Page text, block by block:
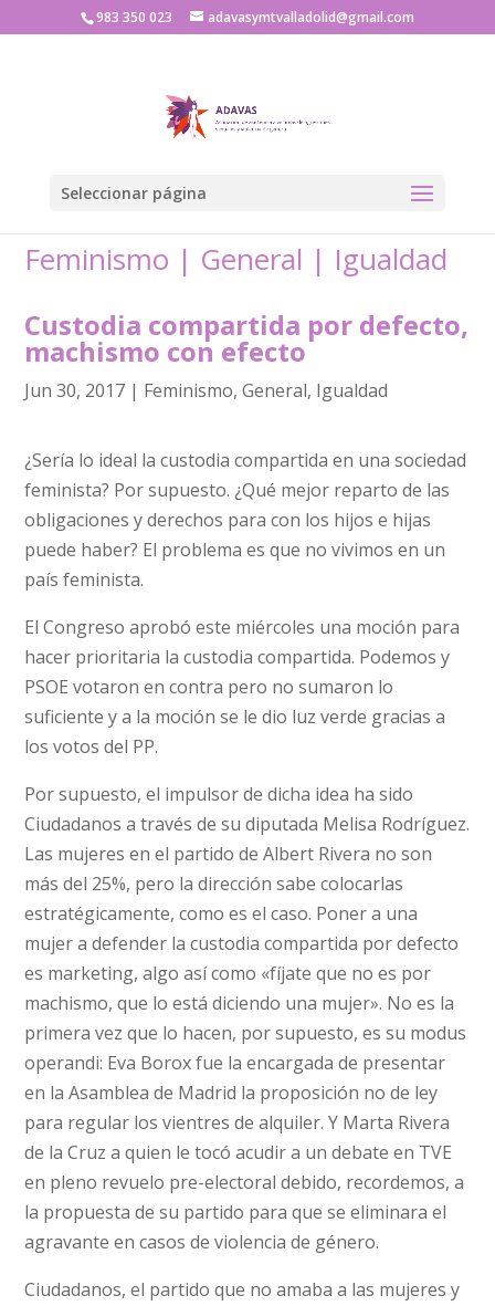
983 350 023 adavasymtvalladolid@gmail.com
Seleccionar página
Feminismo | General | Igualdad
Custodia compartida por defecto,
machismo con efecto
Jun 30, 2017 | Feminismo,General, Igualdad
¿Sería lo ideal la custodia compartida en una sociedad
feminista? Por supuesto. ¿Qué mejor reparto de las
obligaciones y derechos para con los hijos e hijas
puede haber? El problema es que no vivimos en un
país feminista.
El Congreso aprobó este miércoles una moción para
hacer prioritaria la custodia compartida. Podemos y
PSOE votaron en contra pero no sumaron lo
suficiente y a la moción se le dio luz verde gracias a
los votos del PP.
Por supuesto, el impulsor de dicha idea ha sido
Ciudadanos a través de su diputada Melisa Rodríguez.
Las mujeres en el partido de Albert Rivera no son
más del 25%, pero la dirección sabe colocarlas
estratégicamente, como es el caso. Poner a una
mujer a defender la custodia compartida por defecto
es marketing, algo así como «fíjate que no es por
machismo, que lo está diciendo una mujer». No es la
primera vez que lo hacen, por supuesto, es su modus
operandi: Eva Borox fue la encargada de presentar
en la Asamblea de Madrid la proposición no de ley
para regular los vientres de alquiler. Y Marta Rivera
de la Cruz a quien le tocó acudir a un debate en TVE
en pleno revuelo pre-electoral debido, recordemos, a
la propuesta de su partido para que se eliminara el
agravante en casos de violencia de género.
Ciudadanos, el partido que no amaba a las mujeres y